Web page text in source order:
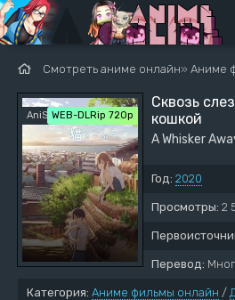
Смотреть аниме онлайн» Аниме
AniStarWEB-DLRip 720p
Сквозь
кошкой
A Whisker
Год: 2020
Просмотры: 2
Перевод:
Категория: Аниме фильмы онлайн /